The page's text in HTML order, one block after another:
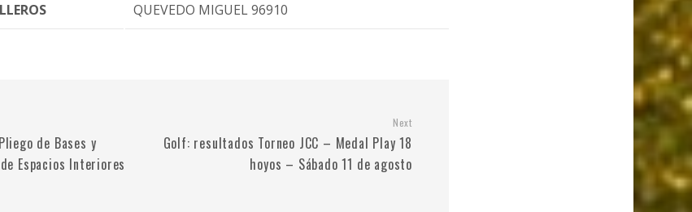
QUEVEDO MIGUEL 96910
de Bases y
Espacios Interiores
Next
Golf: resultados Torneo JCC – Medal Play 18
hoyos – Sábado 11 de agosto